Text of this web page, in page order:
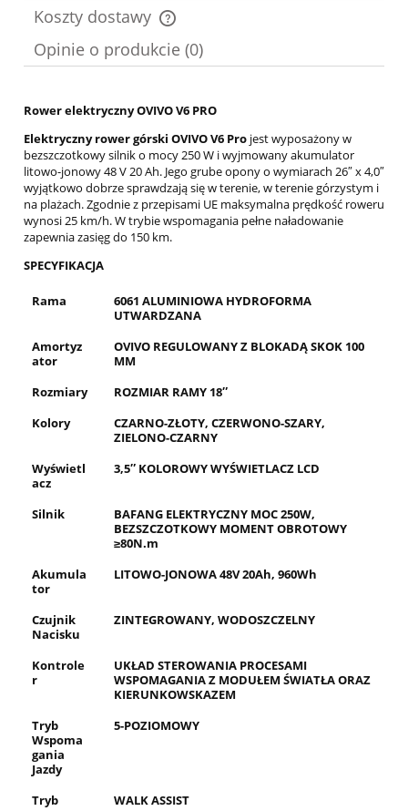
Koszty dostawy
Cena nie zawiera ewentualnych kosztów płatności
Opinie o produkcie (0)
Rower elektryczny OVIVO V6 PRO
Elektryczny rower górski OVIVO V6 Pro jest wyposażony w
bezszczotkowy silnik o mocy 250 W i wyjmowany akumulator
litowo-jonowy 48 V 20 Ah. Jego grube opony o wymiarach 26″ x 4,0″
wyjątkowo dobrze sprawdzają się w terenie, w terenie górzystym i
na plażach. Zgodnie z przepisami UE maksymalna prędkość roweru
wynosi 25 km/h. W trybie wspomagania pełne naładowanie
zapewnia zasięg do 150 km.
SPECYFIKACJA
Rama
6061 ALUMINIOWA HYDROFORMA
UTWARDZANA
Amortyz
ator
OVIVO REGULOWANY Z BLOKADĄ SKOK 100
MM
Rozmiary
ROZMIAR RAMY 18″
Kolory
CZARNO-ZŁOTY, CZERWONO-SZARY,
ZIELONO-CZARNY
Wyświetl
acz
3,5″ KOLOROWY WYŚWIETLACZ LCD
Silnik
BAFANG ELEKTRYCZNY MOC 250W,
BEZSZCZOTKOWY MOMENT OBROTOWY
≥80N.m
Akumula
tor
LITOWO-JONOWA 48V 20Ah, 960Wh
Czujnik
Nacisku
ZINTEGROWANY, WODOSZCZELNY
Kontrole
r
UKŁAD STEROWANIA PROCESAMI
WSPOMAGANIA Z MODUŁEM ŚWIATŁA ORAZ
KIERUNKOWSKAZEM
Tryb
Wspoma
gania
Jazdy
5-POZIOMOWY
Tryb
WALK ASSIST